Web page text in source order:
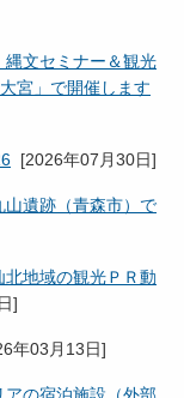
文セミナー＆観光
宮」で開催します
[2026年07月30日]
山遺跡（青森市）で
地域の観光ＰＲ動
]
年03月13日]